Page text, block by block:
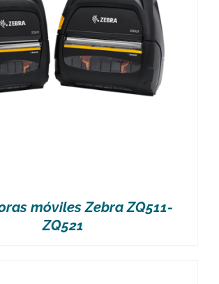
móviles Zebra ZQ511-
ZQ521